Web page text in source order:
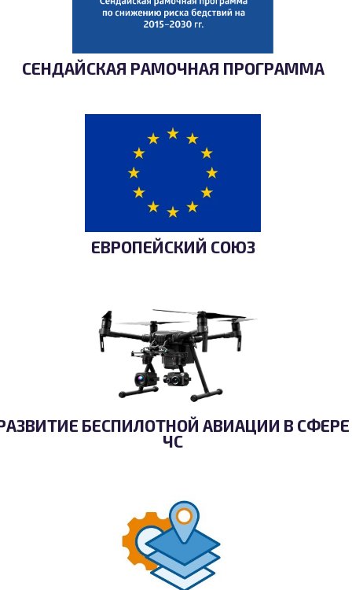
СЕНДАЙСКАЯ РАМОЧНАЯ ПРОГРАММА
ЕВРОПЕЙСКИЙ СОЮЗ
БЕСПИЛОТНОЙ АВИАЦИИ В СФЕРЕ
ЧС